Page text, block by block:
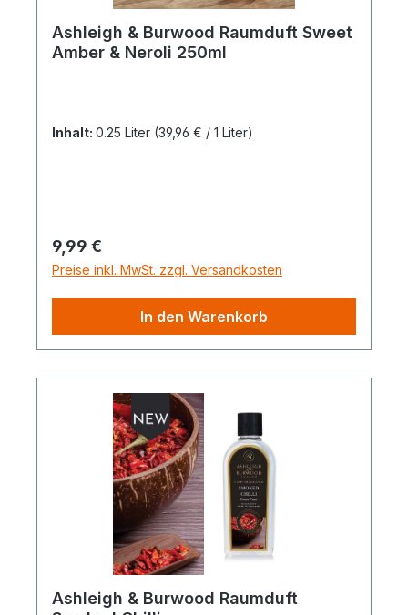
Ashleigh & Burwood Raumduft Sweet
Amber & Neroli 250ml
Inhalt: 0.25 Liter (39,96 € / 1 Liter)
Regulärer Preis:
9,99 €
Preise inkl. MwSt. zzgl. Versandkosten
In den Warenkorb
Ashleigh & Burwood Raumduft